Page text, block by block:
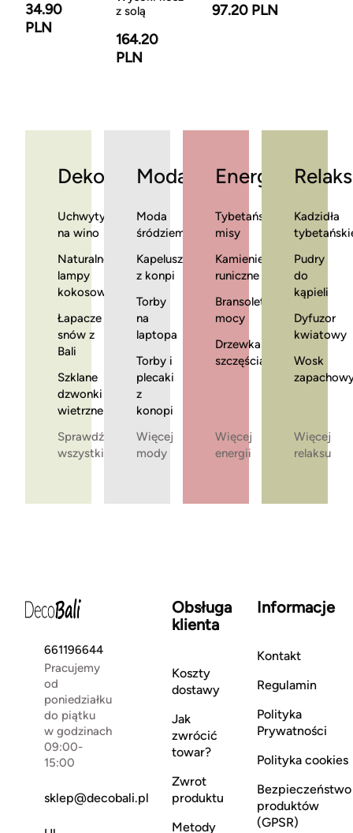
34.90
PLN
z solą
164.20
PLN
97.20 PLN
Dekoracje
Uchwyty
na wino
Naturalne
lampy
kokosowe
Łapacze
snów z
Bali
Szklane
dzwonki
wietrzne
Sprawdź
wszystkie
Moda
Moda
śródziemnomorska
Kapelusze
z konpi
Torby
na
laptopa
Torby i
plecaki
z
konopi
Więcej
mody
Energia
Tybetańskie
misy
Kamienie
runiczne
Bransoletki
mocy
Drzewka
szczęścia
Więcej
energii
Relaks
Kadzidła
Pudry
do
kąpieli
Dyfuzor
kwiatowy
Wosk
Więcej
relaksu
661196644
Pracujemy
od
poniedziałku
do piątku
w godzinach
09:00-
15:00
sklep@decobali.pl
Obsługa
klienta
Koszty
dostawy
Jak
zwrócić
towar?
Zwrot
produktu
Metody
Informacje
Kontakt
Regulamin
Polityka
Prywatności
Polityka cookies
Bezpieczeństwo
produktów
(GPSR)